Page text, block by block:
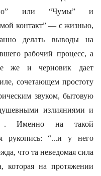
или “Чумы” и
контакт” — с жизнью,
делать выводы на
рабочий процесс, а
же и черновик дает
сочетающем простоту
звуком, бытовую
излияниями и
на такой
рукопись: “...и у него
что та неведомая сила
которая на протяжении